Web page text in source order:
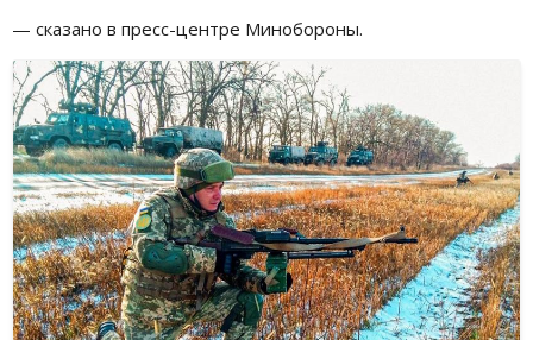
— сказано в пресс-центре Минобороны.